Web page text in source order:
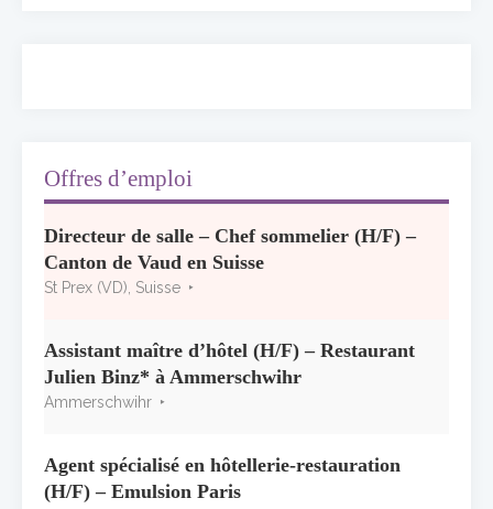
sélection consacrée à la Bourgogne
7 juillet 2026
40 ans chez Georges Blanc
3 juillet 2026
Offres d’emploi
Directeur de salle – Chef sommelier (H/F) –
Canton de Vaud en Suisse
St Prex (VD), Suisse
Assistant maître d’hôtel (H/F) – Restaurant
Julien Binz* à Ammerschwihr
Ammerschwihr
Agent spécialisé en hôtellerie-restauration
(H/F) – Emulsion Paris